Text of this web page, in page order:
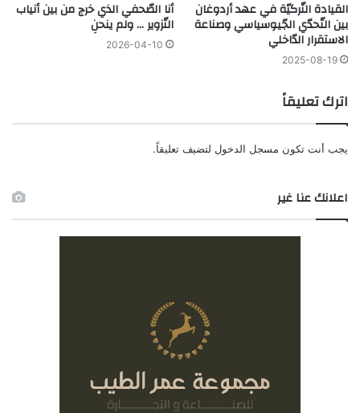
القيادة التّركيّة في عهد أردوغان
بين التّحدّي الجّيوسياسي وصناعة
الاستقرار الدّاخلي
2025-08-19
أنا الصّحفي الذي خرج من بين أنياب
التّزوير … ولم ينحنِ
2026-04-10
اترك تعليقاً
يجب أنت تكون مسجل الدخول لتضيف تعليقاً.
اعلانك عنا غير